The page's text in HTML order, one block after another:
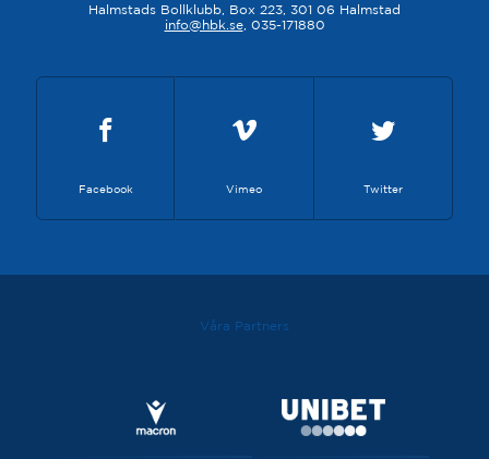
Halmstads Bollklubb, Box 223, 301 06 Halmstad
info@hbk.se, 035-171880
Facebook Vimeo Twitter
Våra Partners